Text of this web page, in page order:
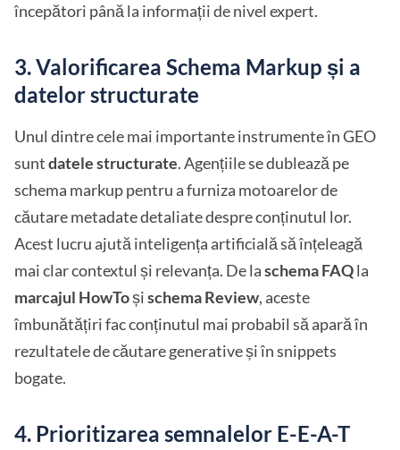
începători până la informații de nivel expert.
3. Valorificarea Schema Markup și a
datelor structurate
Unul dintre cele mai importante instrumente în GEO
suntdatele structurate. Agențiile se dublează pe
schema markup pentru a furniza motoarelor de
căutare metadate detaliate despre conținutul lor.
Acest lucru ajută inteligența artificială să înțeleagă
mai clar contextul și relevanța. De laschema FAQla
marcajul HowToșischema Review, aceste
îmbunătățiri fac conținutul mai probabil să apară în
rezultatele de căutare generative și în snippets
bogate.
4. Prioritizarea semnalelor E-E-A-T